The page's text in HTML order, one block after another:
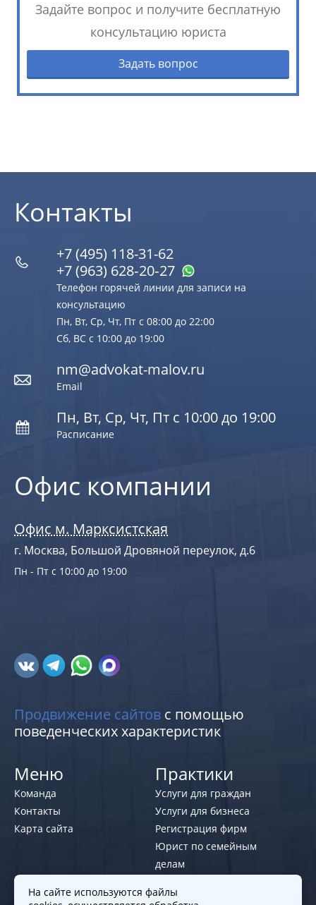
Задайте вопрос и получите бесплатную
консультацию юриста
Задать вопрос
Офис компании
Офис м. Марксистская
г. Москва, Большой Дровяной переулок, д.6
Пн - Пт с 10:00 до 19:00
Контакты
+7 (495) 118-31-62
+7 (963) 628‑20‑27
Телефон горячей линии для записи на
консультацию
Пн, Вт, Ср, Чт, Пт с 08:00 до 22:00
Сб, ВС с 10:00 до 19:00
nm@advokat-malov.ru
Email
Пн, Вт, Ср, Чт, Пт с 10:00 до 19:00
Расписание
Продвижение сайтов с помощью
поведенческих характеристик
Меню
Команда
Контакты
Карта сайта
Практики
Услуги для граждан
Услуги для бизнеса
Регистрация фирм
Юрист по семейным
делам
Политики и правила
На сайте используются файлы